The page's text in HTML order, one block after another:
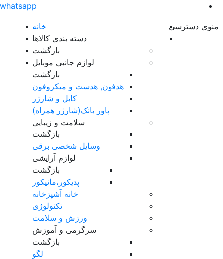
whatsapp
منوی دسترسی
خانه
دسته بندی کالاها
بازگشت
لوازم جانبی موبایل
بازگشت
هدفون, هدست و میکروفون
کابل و شارژر
پاور بانک(شارژر همراه)
سلامت و زیبایی
بازگشت
وسایل شخصی برقی
لوازم آرایشی
بازگشت
پدیکور،مانیکور
خانه آشپزخانه
تکنولوژی
ورزش و سلامت
سرگرمی و آموزش
بازگشت
لگو